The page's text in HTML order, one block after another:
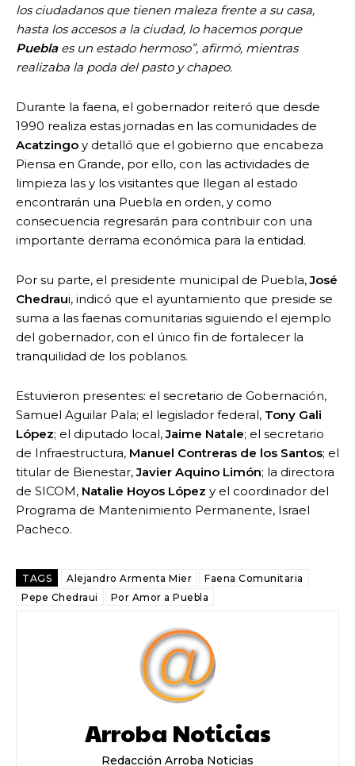
los ciudadanos que tienen maleza frente a su casa,
hasta los accesos a la ciudad, lo hacemos porque
Pueblaes un estado hermoso”, afirmó, mientras
realizaba la poda del pasto y chapeo.
Durante la faena, el gobernador reiteró que desde
1990 realiza estas jornadas en las comunidades de
Acatzingo y detalló que el gobierno que encabeza
Piensa en Grande, por ello, con las actividades de
limpieza las y los visitantes que llegan al estado
encontrarán una Puebla en orden, y como
consecuencia regresarán para contribuir con una
importante derrama económica para la entidad.
Por su parte, el presidente municipal de Puebla,José
Chedraui, indicó que el ayuntamiento que preside se
suma a las faenas comunitarias siguiendo el ejemplo
del gobernador, con el único fin de fortalecer la
tranquilidad de los poblanos.
Estuvieron presentes: el secretario de Gobernación,
Samuel Aguilar Pala; el legislador federal, Tony Gali
López; el diputado local,Jaime Natale; el secretario
de Infraestructura, Manuel Contreras de los Santos; el
titular de Bienestar,Javier Aquino Limón; la directora
de SICOM, Natalie Hoyos López y el coordinador del
Programa de Mantenimiento Permanente, Israel
Pacheco.
TAGS Alejandro Armenta Mier
Faena Comunitaria
Pepe Chedraui
Por Amor a Puebla
Arroba Noticias
Redacción Arroba Noticias